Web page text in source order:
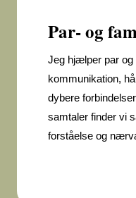
Par- og
Jeg hjælper par og
kommunikation,
dybere
samtaler finder vi
forståelse og